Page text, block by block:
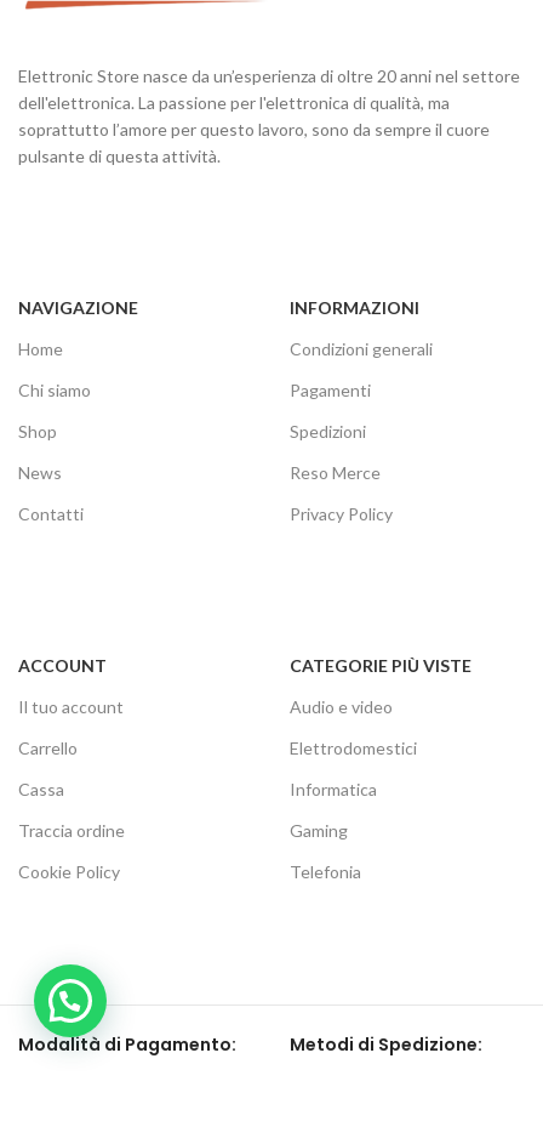
Elettronic Store nasce da un’esperienza di oltre 20 anni nel settore
dell'elettronica. La passione per l'elettronica di qualità, ma
soprattutto l’amore per questo lavoro, sono da sempre il cuore
pulsante di questa attività.
NAVIGAZIONE
Home
Chi siamo
Shop
News
Contatti
INFORMAZIONI
Condizioni generali
Pagamenti
Spedizioni
Reso Merce
Privacy Policy
ACCOUNT
Il tuo account
Carrello
Cassa
Traccia ordine
Cookie Policy
CATEGORIE PIÙ VISTE
Audio e video
Elettrodomestici
Informatica
Gaming
Telefonia
Modalità di Pagamento: Metodi di Spedizione: